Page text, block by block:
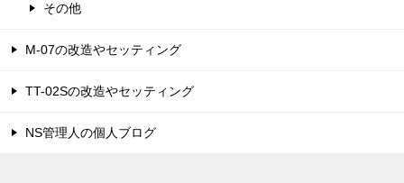
その他
M-07の改造やセッティング
TT-02Sの改造やセッティング
NS管理人の個人ブログ